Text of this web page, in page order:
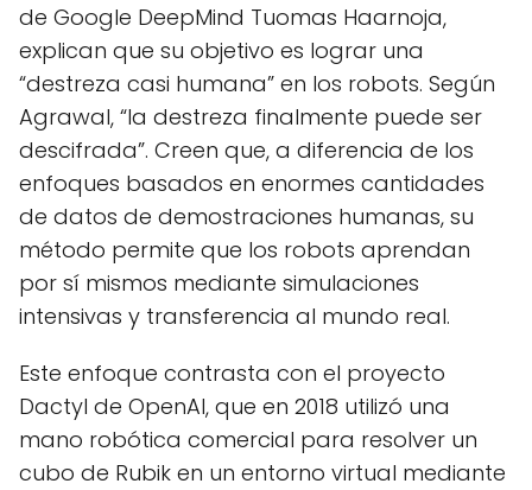
de Google DeepMind Tuomas Haarnoja,
explican que su objetivo es lograr una
“destreza casi humana” en los robots. Según
Agrawal, “la destreza finalmente puede ser
descifrada”. Creen que, a diferencia de los
enfoques basados en enormes cantidades
de datos de demostraciones humanas, su
método permite que los robots aprendan
por sí mismos mediante simulaciones
intensivas y transferencia al mundo real.
Este enfoque contrasta con el proyecto
Dactyl de OpenAI, que en 2018 utilizó una
mano robótica comercial para resolver un
cubo de Rubik en un entorno virtual mediante